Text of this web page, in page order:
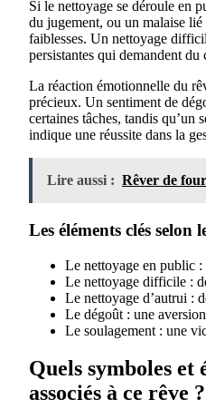
Si le nettoyage se déroule en
du jugement, ou un malaise lié
faiblesses. Un nettoyage
persistantes qui demandent du
La réaction émotionnelle du
précieux. Un sentiment de
certaines tâches, tandis qu’un
indique une réussite dans la
Lire aussi : Rêver de
Les éléments clés selon
Le nettoyage en public
Le nettoyage difficile :
Le nettoyage d’autrui :
Le dégoût : une
Le soulagement : une
Quels symboles et
associés à ce rêve ?